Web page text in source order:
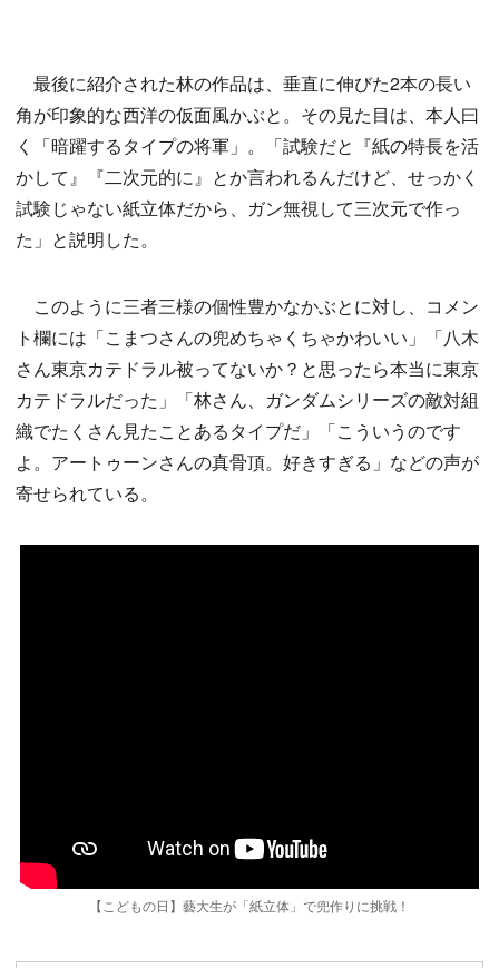
最後に紹介された林の作品は、垂直に伸びた2本の長い
角が印象的な西洋の仮面風かぶと。その見た目は、本人曰
く「暗躍するタイプの将軍」。「試験だと『紙の特長を活
かして』『二次元的に』とか言われるんだけど、せっかく
試験じゃない紙立体だから、ガン無視して三次元で作っ
た」と説明した。
このように三者三様の個性豊かなかぶとに対し、コメン
ト欄には「こまつさんの兜めちゃくちゃかわいい」「八木
さん東京カテドラル被ってないか？と思ったら本当に東京
カテドラルだった」「林さん、ガンダムシリーズの敵対組
織でたくさん見たことあるタイプだ」「こういうのです
よ。アートゥーンさんの真骨頂。好きすぎる」などの声が
寄せられている。
【こどもの日】藝大生が「紙立体」で兜作りに挑戦！